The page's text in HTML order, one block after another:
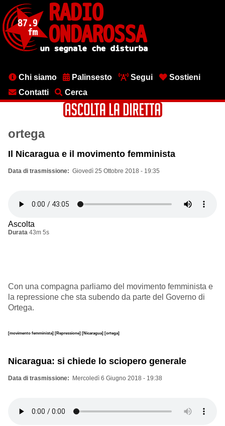
contenuto
principale
MenuChi siamo Palinsesto Segui
Sostieni
Contatti
Cerca
ortega
Il Nicaragua e il movimento femminista
Data di trasmissione Giovedì 25 Ottobre 2018 - 19:35
Ascolta
Durata 43m 5s
Con una compagna parliamo del movimento femminista e
la repressione che sta subendo da parte del Governo di
Ortega.
[movimento femminista] [Repressione] [Nicaragua] [ortega]
Nicaragua: si chiede lo sciopero generale
Data di trasmissione Mercoledì 6 Giugno 2018 - 19:38